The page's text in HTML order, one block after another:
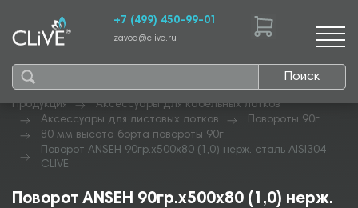
Поиск
+7 (499) 450-99-01
zavod@clive.ru
Продукция
Аксессуары для кабельных лотков
Аксессуары для листовых лотков
Повороты 90г
80 мм высота борта повороты 90г
Поворот ANSEH 90гр.х500х80 (1,0) нерж. сталь AISI304
CLIVE
Поворот ANSEH 90гр.х500х80 (1,0) нерж.